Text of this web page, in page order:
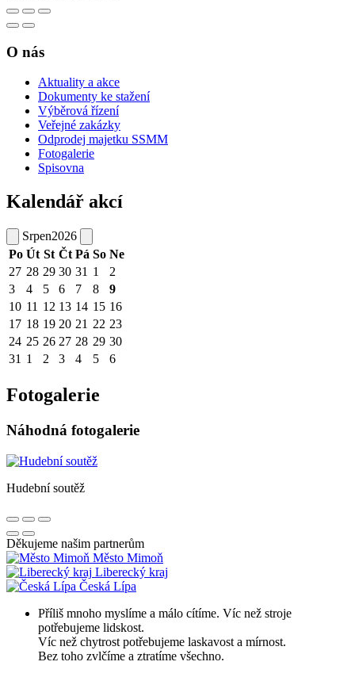
O nás
Aktuality a akce
Dokumenty ke stažení
Výběrová řízení
Veřejné zakázky
Odprodej majetku SSMM
Fotogalerie
Spisovna
Kalendář akcí
Srpen2026
Po Út St Čt Pá So Ne
27 28 29 30 31 1
2
3
4 5 6 7 8
9
10 11 12 13 14 15 16
17 18 19 20 21 22 23
24 25 26 27 28 29 30
31 1 2 3 4 5 6
Fotogalerie
Náhodná fotogalerie
Hudební soutěž
Děkujeme našim partnerům
Město Mimoň
Liberecký kraj
Česká Lípa
Příliš mnoho myslíme a málo cítíme. Víc než stroje
potřebujeme lidskost.
Víc než chytrost potřebujeme laskavost a mírnost.
Bez toho zvlčíme a ztratíme všechno.